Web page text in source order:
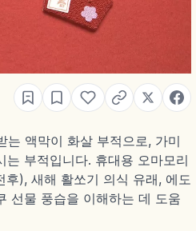
는 액막이 화살 부적으로, 가미
는 부적입니다. 휴대용 오마모리
), 새해 활쏘기 의식 유래, 에도
선물 풍습을 이해하는 데 도움